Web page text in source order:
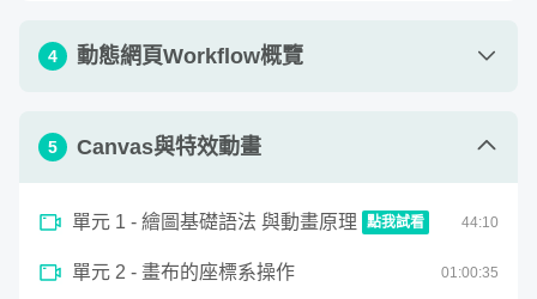
4 動態網頁Workflow概覽
單元 1 - 動態網頁的形式與應用
單元 2 - 設計思考發想與繪製草稿 13:37
單元 3 - 網頁結構與內容UX規劃 45 :45
單元 4 - UI視覺設計與元件 41 :53
5 Canvas與特效動畫
單元 1 - 繪圖基礎語法 與動畫原理 點我試看 44:10
繪圖基礎語法 與動畫原理
seconds單元 2 - 畫布的座標系操作 01:00:35